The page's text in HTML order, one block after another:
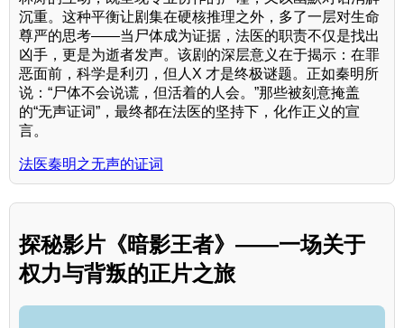
沉重。这种平衡让剧集在硬核推理之外，多了一层对生命
尊严的思考——当尸体成为证据，法医的职责不仅是找出
凶手，更是为逝者发声。该剧的深层意义在于揭示：在罪
恶面前，科学是利刃，但人X 才是终极谜题。正如秦明所
说：“尸体不会说谎，但活着的人会。”那些被刻意掩盖
的“无声证词”，最终都在法医的坚持下，化作正义的宣
言。
法医秦明之无声的证词
探秘影片《暗影王者》——一场关于
权力与背叛的正片之旅